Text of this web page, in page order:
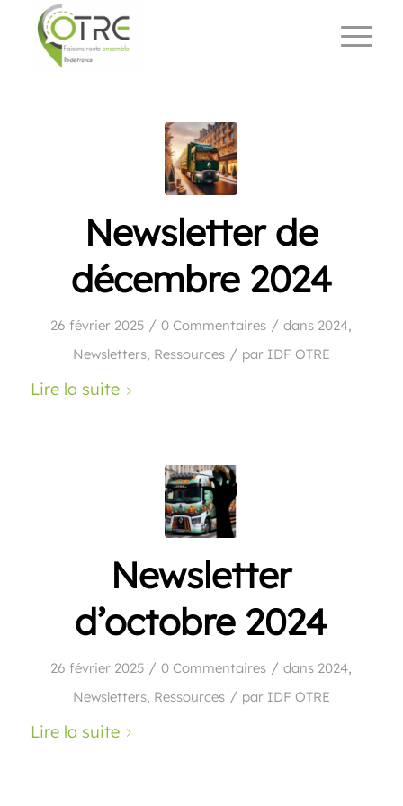
Newsletter de
décembre 2024
26 février 2025 / 0 Commentaires / dans 2024,
Newsletters, Ressources / par IDF OTRE
Lire la suite
Newsletter
d’octobre 2024
26 février 2025 / 0 Commentaires / dans 2024,
Newsletters, Ressources / par IDF OTRE
Lire la suite